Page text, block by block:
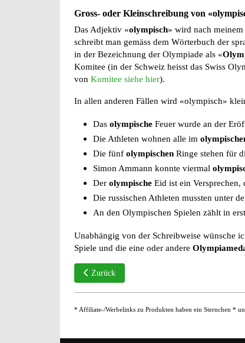
Gross- oder Kleinschreibung von
Das Adjektiv «olympisch» wird nach
schreibt man gemäss dem Wörterbuch der
in der Bezeichnung der Olympiade als «
Komitee (in der Schweiz heisst das Swiss
von Komitee siehe hier).
In allen anderen Fällen wird «olympisch»
Das olympische Feuer wurde an der
Die Athleten wohnen alle im
Die fünf olympischen Ringe stehen für
Simon Ammann konnte viermal
Der olympische Eid ist ein Versprechen,
Die russischen Athleten mussten unter
An den Olympischen Spielen zählt in
Unabhängig von der Schreibweise wünsche
Spiele und die eine oder andere
Vorheriger Beitrag: Test: Duden-Mentor vs.
Zurück
* Affiliate-/Werbelinks zu Produkten haben ein Sternchen *